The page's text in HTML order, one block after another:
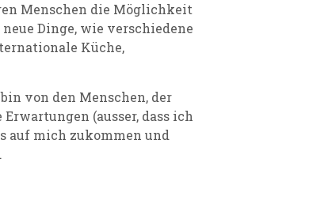
Menschen die Möglichkeit
Dinge, wie verschiedene
Küche,
von den Menschen, der
(ausser, dass ich
auf mich zukommen und